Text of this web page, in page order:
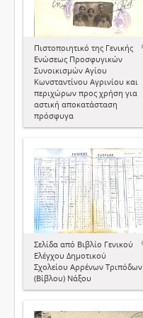
Πιστοποιητικό της Γενικής
Ενώσεως Προσφυγικών
Συνοικισμών Αγίου
Κωνσταντίνου Αγρινίου και
περιχώρων προς χρήση για
αστική αποκατάσταση
πρόσφυγα
Σελίδα από Βιβλίο Γενικού
Ελέγχου Δημοτικού
Σχολείου Αρρένων Τριπόδων
(Βίβλου) Νάξου